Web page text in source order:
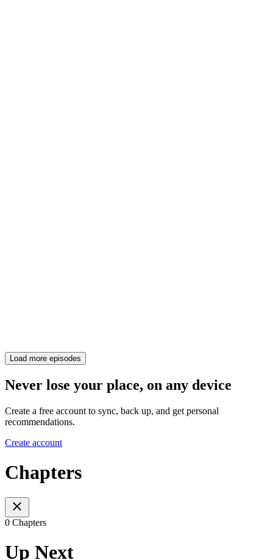
Load more episodes
Never lose your place, on any device
Create a free account to sync, back up, and get personal
recommendations.
Create account
Chapters
0 Chapters
Up Next